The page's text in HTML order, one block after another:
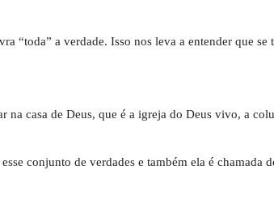
“toda” a verdade. Isso nos leva a entender que
na casa de Deus, que é a igreja do Deus vivo, a
conjunto de verdades e também ela é chamada